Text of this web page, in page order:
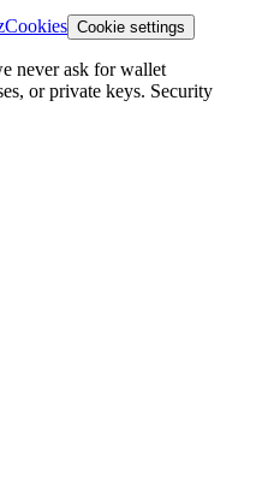
Cookies Cookie settings
never ask for wallet
or private keys. Security